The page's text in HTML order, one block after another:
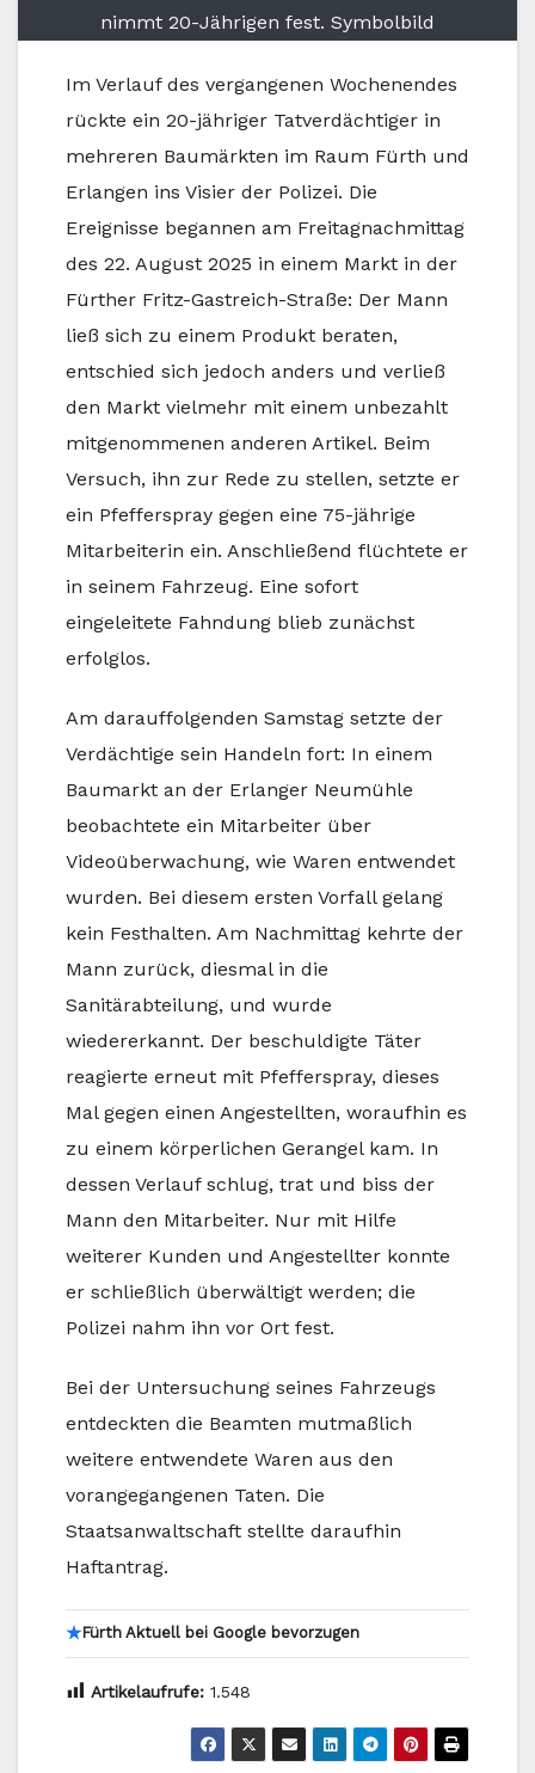
nimmt 20-Jährigen fest. Symbolbild
Im Verlauf des vergangenen Wochenendes
rückte ein 20-jähriger Tatverdächtiger in
mehreren Baumärkten im Raum Fürth und
Erlangen ins Visier der Polizei. Die
Ereignisse begannen am Freitagnachmittag
des 22. August 2025 in einem Markt in der
Fürther Fritz-Gastreich-Straße: Der Mann
ließ sich zu einem Produkt beraten,
entschied sich jedoch anders und verließ
den Markt vielmehr mit einem unbezahlt
mitgenommenen anderen Artikel. Beim
Versuch, ihn zur Rede zu stellen, setzte er
ein Pfefferspray gegen eine 75-jährige
Mitarbeiterin ein. Anschließend flüchtete er
in seinem Fahrzeug. Eine sofort
eingeleitete Fahndung blieb zunächst
erfolglos.
Am darauffolgenden Samstag setzte der
Verdächtige sein Handeln fort: In einem
Baumarkt an der Erlanger Neumühle
beobachtete ein Mitarbeiter über
Videoüberwachung, wie Waren entwendet
wurden. Bei diesem ersten Vorfall gelang
kein Festhalten. Am Nachmittag kehrte der
Mann zurück, diesmal in die
Sanitärabteilung, und wurde
wiedererkannt. Der beschuldigte Täter
reagierte erneut mit Pfefferspray, dieses
Mal gegen einen Angestellten, woraufhin es
zu einem körperlichen Gerangel kam. In
dessen Verlauf schlug, trat und biss der
Mann den Mitarbeiter. Nur mit Hilfe
weiterer Kunden und Angestellter konnte
er schließlich überwältigt werden; die
Polizei nahm ihn vor Ort fest.
Bei der Untersuchung seines Fahrzeugs
entdeckten die Beamten mutmaßlich
weitere entwendete Waren aus den
vorangegangenen Taten. Die
Staatsanwaltschaft stellte daraufhin
Haftantrag.
★Fürth Aktuell bei Google bevorzugen
Artikelaufrufe: 1.548